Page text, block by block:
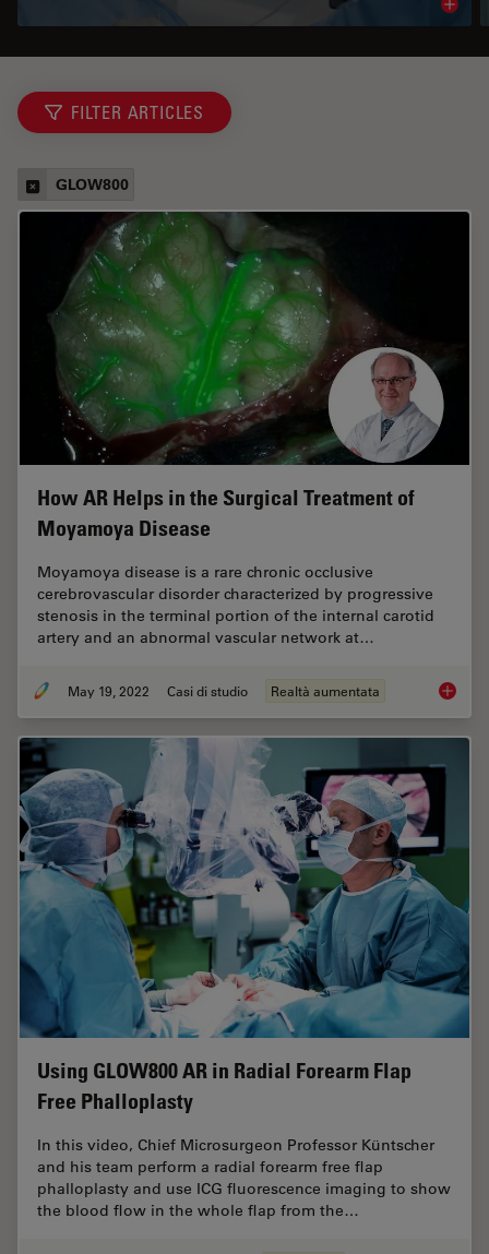
FILTER ARTICLES
GLOW800
How AR Helps in the Surgical Treatment of
Moyamoya Disease
Moyamoya disease is a rare chronic occlusive
cerebrovascular disorder characterized by progressive
stenosis in the terminal portion of the internal carotid
artery and an abnormal vascular network at…
May 19, 2022 Casi di studio Realtà aumentata How
Using GLOW800 AR in Radial Forearm Flap
Free Phalloplasty
In this video, Chief Microsurgeon Professor Küntscher
and his team perform a radial forearm free flap
phalloplasty and use ICG fluorescence imaging to show
the blood flow in the whole flap from the…